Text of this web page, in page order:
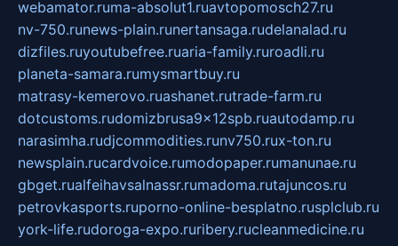
webamator.ruma-absolut1.ruavtopomosch27.ru
nv-750.runews-plain.runertansaga.rudelanalad.ru
dizfiles.ruyoutubefree.ruaria-family.ruroadli.ru
planeta-samara.rumysmartbuy.ru
matrasy-kemerovo.ruashanet.rutrade-farm.ru
dotcustoms.rudomizbrusa9x12spb.ruautodamp.ru
narasimha.rudjcommodities.runv750.rux-ton.ru
newsplain.rucardvoice.rumodopaper.rumanunae.ru
gbget.rualfeihavsalnassr.rumadoma.rutajuncos.ru
petrovkasports.ruporno-online-besplatno.rusplclub.ru
york-life.rudoroga-expo.ruribery.rucleanmedicine.ru